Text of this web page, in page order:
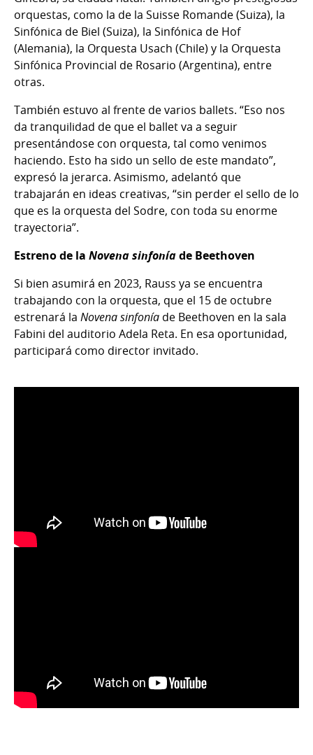
orquestas, como la de la Suisse Romande (Suiza), la
Sinfónica de Biel (Suiza), la Sinfónica de Hof
(Alemania), la Orquesta Usach (Chile) y la Orquesta
Sinfónica Provincial de Rosario (Argentina), entre
otras.
También estuvo al frente de varios ballets. “Eso nos
da tranquilidad de que el ballet va a seguir
presentándose con orquesta, tal como venimos
haciendo. Esto ha sido un sello de este mandato”,
expresó la jerarca. Asimismo, adelantó que
trabajarán en ideas creativas, “sin perder el sello de lo
que es la orquesta del Sodre, con toda su enorme
trayectoria”.
Estreno de la Novena sinfoníade Beethoven
Si bien asumirá en 2023, Rauss ya se encuentra
trabajando con la orquesta, que el 15 de octubre
estrenará la Novena sinfonía de Beethoven en la sala
Fabini del auditorio Adela Reta. En esa oportunidad,
participará como director invitado.